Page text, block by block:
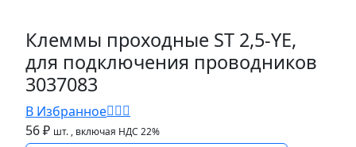
Клеммы проходные ST 2,5-YE,
для подключения проводников
3037083
В Избранное
56 ₽ шт. , включая НДС 22%